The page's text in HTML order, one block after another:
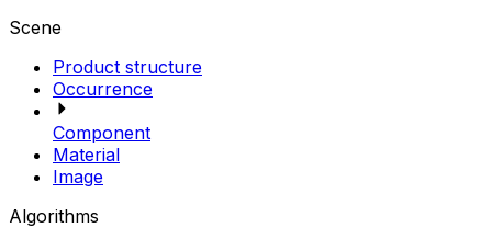
Scene
Product structure
Occurrence
Component
Material
Image
Algorithms